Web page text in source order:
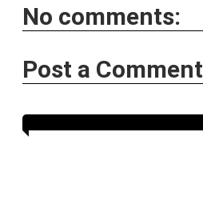
No comments:
Post a Comment